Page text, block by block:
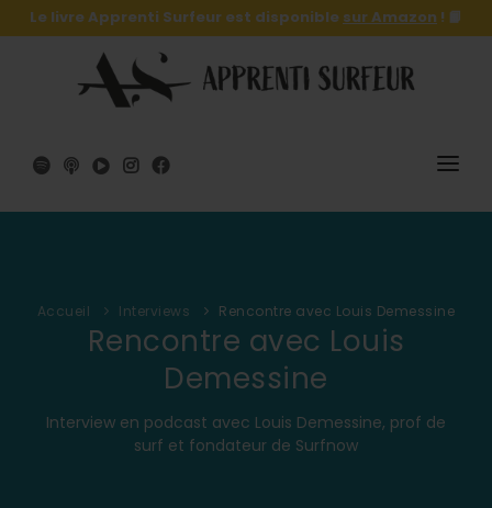
Le livre Apprenti Surfeur est disponible sur Amazon ! 📙
SURF
LE LIVRE 🔥
A PROPOS
Accueil Interviews Rencontre avec Louis Demessine
Rencontre avec Louis
Demessine
Interview en podcast avec Louis Demessine, prof de
surf et fondateur de Surfnow